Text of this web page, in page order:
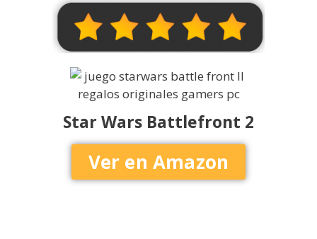
Star Wars Battlefront 2
Ver en Amazon